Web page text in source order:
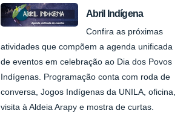
Abril Indígena
Confira as próximas
atividades que compõem a agenda unificada
de eventos em celebração ao Dia dos Povos
Indígenas. Programação conta com roda de
conversa, Jogos Indígenas da UNILA, oficina,
visita à Aldeia Arapy e mostra de curtas.